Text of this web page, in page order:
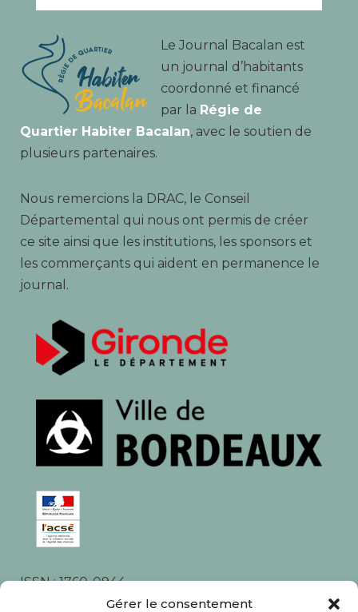
Gérer le consentement
Le Journal Bacalan est
un journal d’habitants
coordonné et financé
par la Régie de
Quartier Habiter Bacalan, avec le soutien de
plusieurs partenaires.
Nous remercions la DRAC, le Conseil
Départemental qui nous ont permis de créer
ce site ainsi que les institutions, les sponsors et
les commerçants qui aident en permanence le
journal.
ISSN : 1760-0944
Rédaction, photos et corrections : habitants et